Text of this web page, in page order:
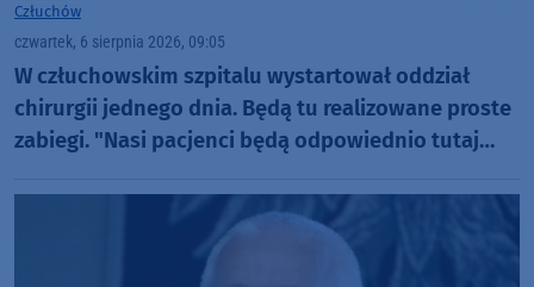
Człuchów
czwartek, 6 sierpnia 2026, 09:05
W człuchowskim szpitalu wystartował oddział
chirurgii jednego dnia. Będą tu realizowane proste
zabiegi. "Nasi pacjenci będą odpowiednio tutaj